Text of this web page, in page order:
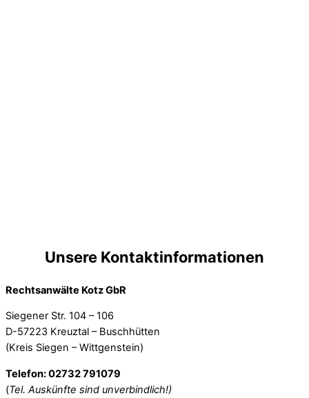
Unsere Kontaktinformationen
Rechtsanwälte Kotz GbR
Siegener Str. 104 – 106
D-57223 Kreuztal – Buschhütten
(Kreis Siegen – Wittgenstein)
Telefon: 02732 791079
(Tel. Auskünfte sind unverbindlich!)